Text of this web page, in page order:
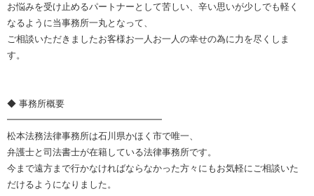
お悩みを受け止めるパートナーとして苦しい、辛い思いが少しでも軽く
なるように当事務所一丸となって、
ご相談いただきましたお客様お一人お一人の幸せの為に力を尽くしま
す。
◆ 事務所概要
━━━━━━━━━━━━━━━━━
松本法務法律事務所は石川県かほく市で唯一、
弁護士と司法書士が在籍している法律事務所です。
今まで遠方まで行かなければならなかった方々にもお気軽にご相談いた
だけるようになりました。